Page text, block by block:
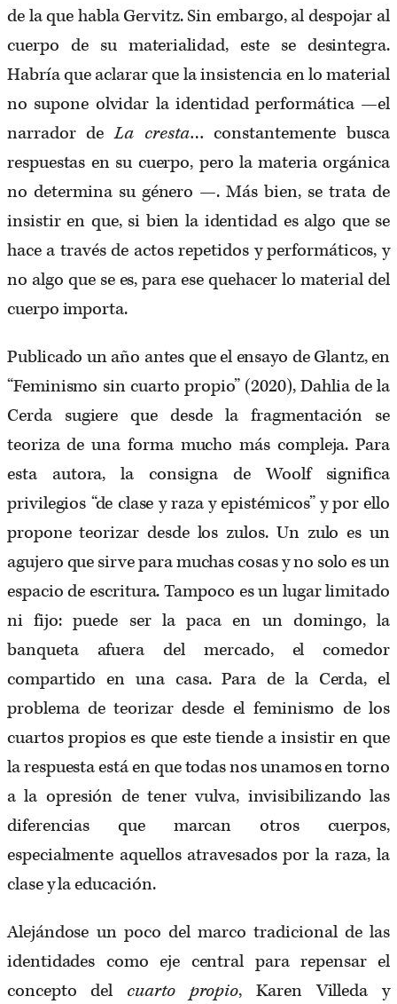
de la que habla Gervitz. Sin embargo, al despojar al
cuerpo de su materialidad, este se desintegra.
Habría que aclarar que la insistencia en lo material
no supone olvidar la identidad performática —el
narrador deLa cresta… constantemente busca
respuestas en su cuerpo, pero la materia orgánica
no determina su género —. Más bien, se trata de
insistir en que, si bien la identidad es algo que se
hace a través de actos repetidos y performáticos, y
no algo que se es, para ese quehacer lo material del
cuerpo importa.
Publicado un año antes que el ensayo de Glantz, en
“Feminismo sin cuarto propio” (2020), Dahlia de la
Cerda sugiere que desde la fragmentación se
teoriza de una forma mucho más compleja. Para
esta autora, la consigna de Woolf significa
privilegios “de clase y raza y epistémicos” y por ello
propone teorizar desde los zulos. Un zulo es un
agujero que sirve para muchas cosas y no solo es un
espacio de escritura. Tampoco es un lugar limitado
ni fijo: puede ser la paca en un domingo, la
banqueta afuera del mercado, el comedor
compartido en una casa. Para de la Cerda, el
problema de teorizar desde el feminismo de los
cuartos propios es que este tiende a insistir en que
la respuesta está en que todas nos unamos en torno
a la opresión de tener vulva, invisibilizando las
diferencias que marcan otros cuerpos,
especialmente aquellos atravesados por la raza, la
clase y la educación.
Alejándose un poco del marco tradicional de las
identidades como eje central para repensar el
concepto del cuarto propio, Karen Villeda y